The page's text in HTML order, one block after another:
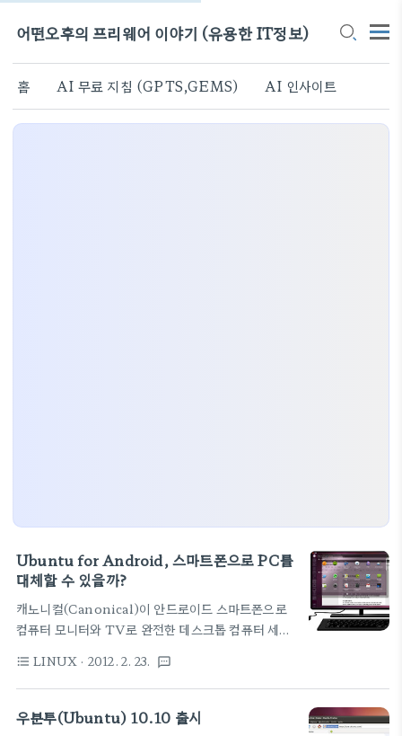
어떤오후의 프리웨어 이야기 (유용한 IT정보)
홈 AI 무료 지침 (GPTS,GEMS) AI 인사이트
Ubuntu for Android, 스마트폰으로 PC를
대체할 수 있을까?
캐노니컬(Canonical)이 ​​안드로이드 스마트폰으로
컴퓨터 모니터와 TV로 완전한 데스크톱 컴퓨터 세션
'Ubuntu for Android'로 명명된 이 소프트는 2
월 27 일부터 스페인에서 개최되는 "Mobile
World Congress 2012 (MWC2012) '에서 공개
format_list_bulleted LINUX · 2012. 2. 23. textsms
우분투(Ubuntu) 10.10 출시